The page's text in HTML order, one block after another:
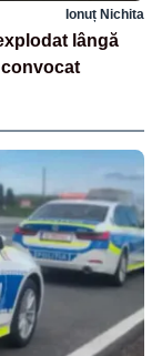
Ionuț Nichita
lângă